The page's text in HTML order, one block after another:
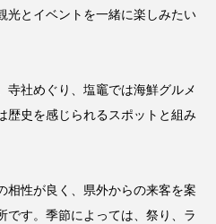
光とイベントを一緒に楽しみたい
寺社めぐり、塩竈では海鮮グルメ
歴史を感じられるスポットと組み
相性が良く、県外からの来客を案
です。季節によっては、祭り、ラ